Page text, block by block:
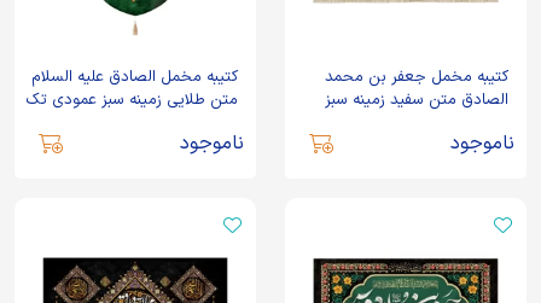
کتیبه مخمل جعفر بن محمد
الصادق متن سفید زمینه سبز
ناموجود
کتیبه مخمل الصادق علیه السلام
متن طلایی زمینه سبز عمودی تک
ناموجود